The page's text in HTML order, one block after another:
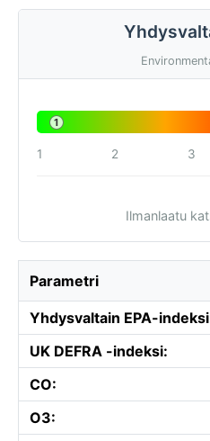
1
1 2 3
Ilmanlaatu
Parametri
Yhdysvaltain EPA-
UK DEFRA -indeksi:
CO:
O3: